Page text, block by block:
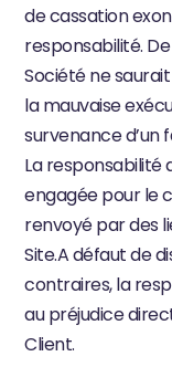
de cassation
responsabilité.
Société ne
la mauvaise
survenance d’un
La responsabilité
engagée pour le
renvoyé par des
Site.A défaut de
contraires, la
au préjudice
Client.